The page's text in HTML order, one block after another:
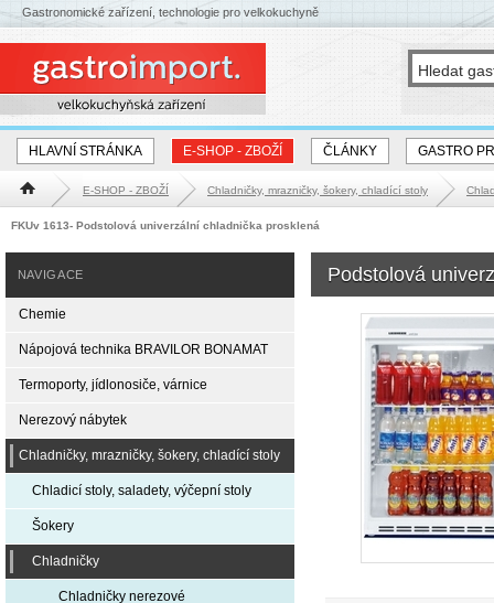
HLAVNÍ STRÁNKA E-SHOP - ZBOŽÍ ČLÁNKY GASTRO
Hlavní stránka E-SHOP - ZBOŽÍ Chladničky, mrazničky, šokery, chladící stoly
FKUv 1613- Podstolová univerzální chladnička prosklená
Podstolová
NAVIGACE
Chemie
Nápojová technika BRAVILOR BONAMAT
Termoporty, jídlonosiče, várnice
Nerezový nábytek
Chladničky, mrazničky, šokery, chladící stoly
Chladicí stoly, saladety, výčepní stoly
Šokery
Chladničky
Chladničky nerezové
Gastronomické zařízení, technologie pro velkokuchyně